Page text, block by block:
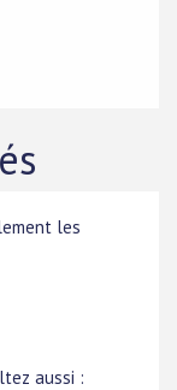
les
aussi :